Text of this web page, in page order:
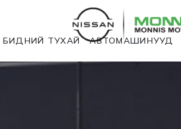
БИДНИЙ ТУХАЙ АВТОМАШИНУУД